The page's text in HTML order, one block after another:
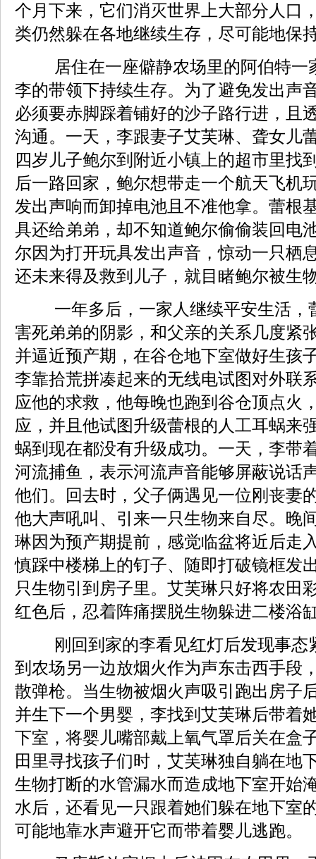
个月下来，它们消灭世界上大部分人口
类仍然躲在各地继续生存，尽可能地保
居住在一座僻静农场里的阿伯特一
李的带领下持续生存。为了避免发出声
必须要赤脚踩着铺好的沙子路行进，且
沟通。一天，李跟妻子艾芙琳、聋女儿
四岁儿子鲍尔到附近小镇上的超市里找
后一路回家，鲍尔想带走一个航天飞机
发出声响而卸掉电池且不准他拿。蕾根
具还给弟弟，却不知道鲍尔偷偷装回电
尔因为打开玩具发出声音，惊动一只栖
还未来得及救到儿子，就目睹鲍尔被生
一年多后，一家人继续平安生活，
害死弟弟的阴影，和父亲的关系几度紧
并逼近预产期，在谷仓地下室做好生孩
李靠拾荒拼凑起来的无线电试图对外联
应他的求救，他每晚也跑到谷仓顶点火
应，并且他试图升级蕾根的人工耳蜗来
蜗到现在都没有升级成功。一天，李带
河流捕鱼，表示河流声音能够屏蔽说话
他们。回去时，父子俩遇见一位刚丧妻
他大声吼叫、引来一只生物来自尽。晚
琳因为预产期提前，感觉临盆将近后走
慎踩中楼梯上的钉子、随即打破镜框发
只生物引到房子里。艾芙琳只好将农田
红色后，忍着阵痛摆脱生物躲进二楼浴
刚回到家的李看见红灯后发现事态
到农场另一边放烟火作为声东击西手段
散弹枪。当生物被烟火声吸引跑出房子
并生下一个男婴，李找到艾芙琳后带着
下室，将婴儿嘴部戴上氧气罩后关在盒
田里寻找孩子们时，艾芙琳独自躺在地
生物打断的水管漏水而造成地下室开始
水后，还看见一只跟着她们躲在地下室
可能地靠水声避开它而带着婴儿逃跑。